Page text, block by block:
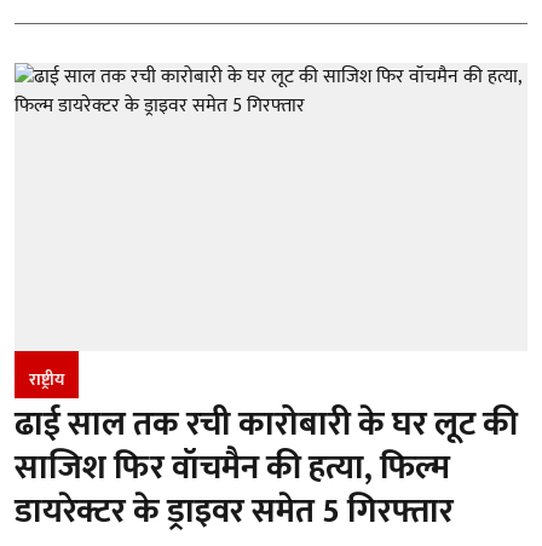
राष्ट्रीय
ढाई साल तक रची कारोबारी के घर लूट की
साजिश फिर वॉचमैन की हत्या, फिल्म
डायरेक्टर के ड्राइवर समेत 5 गिरफ्तार